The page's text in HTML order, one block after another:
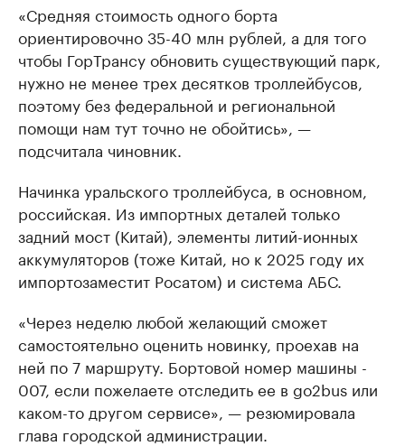
«Средняя стоимость одного борта
ориентировочно 35-40 млн рублей, а для того
чтобы ГорТрансу обновить существующий парк,
нужно не менее трех десятков троллейбусов,
поэтому без федеральной и региональной
помощи нам тут точно не обойтись», —
подсчитала чиновник.
Начинка уральского троллейбуса, в основном,
российская. Из импортных деталей только
задний мост (Китай), элементы литий-ионных
аккумуляторов (тоже Китай, но к 2025 году их
импортозаместит Росатом) и система АБС.
«Через неделю любой желающий сможет
самостоятельно оценить новинку, проехав на
ней по 7 маршруту. Бортовой номер машины -
007, если пожелаете отследить ее в go2bus или
каком-то другом сервисе», — резюмировала
глава городской администрации.